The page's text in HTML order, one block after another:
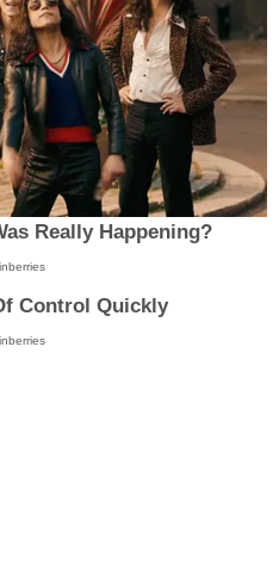
Really Happening?
Control Quickly